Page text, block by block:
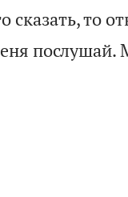
сказать, то
послушай.